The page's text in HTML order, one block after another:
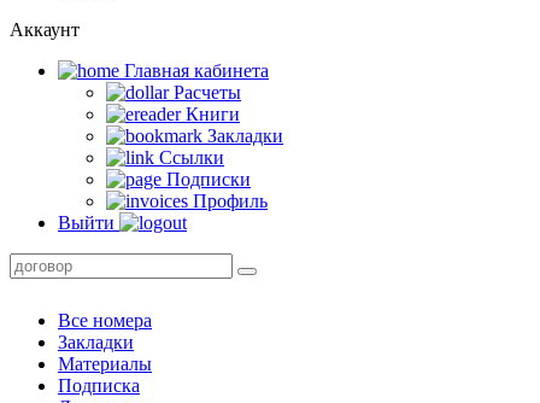
Аккаунт
Главная кабинета
Расчеты
Книги
Закладки
Ссылки
Подписки
Профиль
Выйти
Все номера
Закладки
Материалы
Подписка